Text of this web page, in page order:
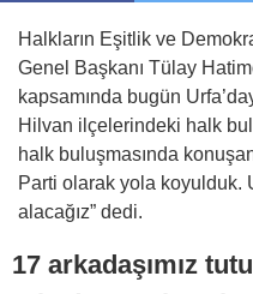
Halkların Eşitlik ve
Genel Başkanı Tülay
kapsamında bugün
Hilvan ilçelerindeki halk
halk buluşmasında
Parti olarak yola koyulduk.
alacağız” dedi.
17 arkadaşımız